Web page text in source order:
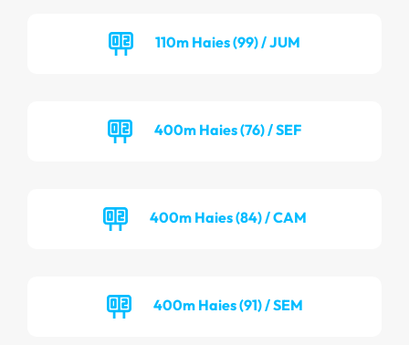
110m Haies (99) / JUM
400m Haies (76) / SEF
400m Haies (84) / CAM
400m Haies (91) / SEM